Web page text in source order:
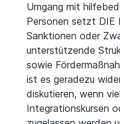
Umgang mit
Personen setzt DIE
Sanktionen oder
unterstützende
sowie
ist es geradezu
diskutieren, wenn
Integrationskursen